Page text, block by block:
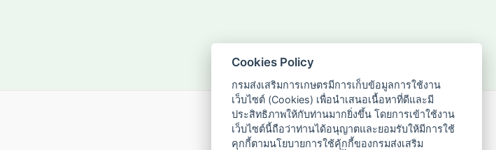
02-955-1595
Cookies Policy
กรมส่งเสริมการเกษตรมีการเก็บข้อมูลการใช้งาน
เว็บไซต์ (Cookies) เพื่อนำเสนอเนื้อหาที่ดีและมี
ประสิทธิภาพให้กับท่านมากยิ่งขึ้น โดยการเข้าใช้งาน
เว็บไซต์นี้ถือว่าท่านได้อนุญาตและยอมรับให้มีการใช้
คุกกี้ตามนโยบายการใช้คุ้กกี้ของกรมส่งเสริม